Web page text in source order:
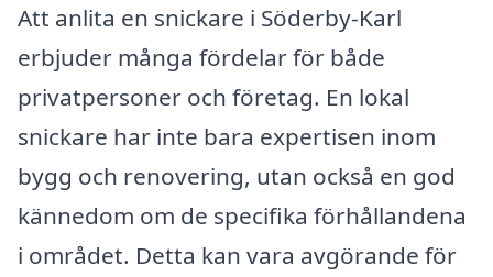
Att anlita en snickare i Söderby-Karl
erbjuder många fördelar för både
privatpersoner och företag. En lokal
snickare har inte bara expertisen inom
bygg och renovering, utan också en god
kännedom om de specifika förhållandena
i området. Detta kan vara avgörande för